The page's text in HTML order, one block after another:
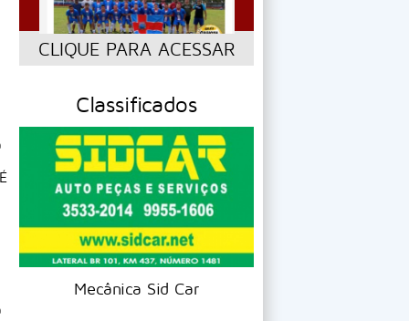
CLIQUE PARA ACESSAR
Classificados
Mecânica Sid Car